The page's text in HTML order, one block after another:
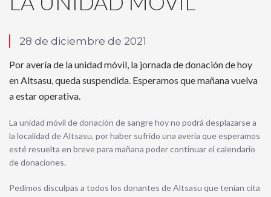
28 de diciembre de 2021
Por avería de la unidad móvil, la jornada de donación de hoy
en Altsasu, queda suspendida. Esperamos que mañana vuelva
a estar operativa.
La unidad móvil de donación de sangre hoy no podrá desplazarse a
la localidad de Altsasu, por haber sufrido una avería que esperamos
esté resuelta en breve para mañana poder continuar el calendario
de donaciones.
Pedimos disculpas a todos los donantes de Altsasu que tenían cita